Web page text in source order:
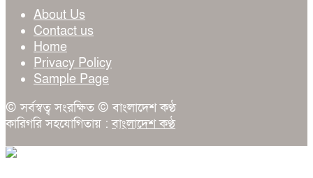
About Us
Contact us
Home
Privacy Policy
Sample Page
© সর্বস্বত্ব সংরক্ষিত © বাংলাদেশ কণ্ঠ
কারিগরি সহযোগিতায় :বাংলাদেশ কণ্ঠ